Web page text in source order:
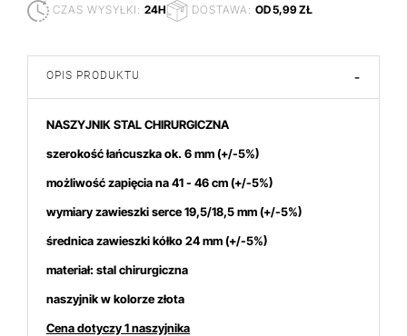
CZAS WYSYŁKI: 24H DOSTAWA: OD 5,99 ZŁ
OPIS PRODUKTU -
NASZYJNIK STAL CHIRURGICZNA
szerokość łańcuszka ok. 6 mm(+/-5%)
możliwość zapięcia na 41 - 46 cm (+/-5%)
wymiary zawieszki serce 19,5/18,5 mm (+/-5%)
średnica zawieszki kółko 24 mm (+/-5%)
materiał: stal chirurgiczna
naszyjnik w kolorze złota
Cena dotyczy 1 naszyjnika